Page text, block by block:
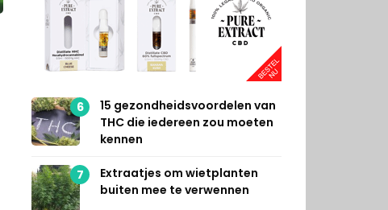
6
15 gezondheidsvoordelen van
THC die iedereen zou moeten
kennen
7
Extraatjes om wietplanten
buiten mee te verwennen